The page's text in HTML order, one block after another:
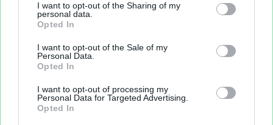
I want to opt-out of the Sharing of my
personal data.
Opted In
I want to opt-out of the Sale of my
Personal Data.
Opted In
I want to opt-out of processing my
Personal Data for Targeted Advertising.
Opted In